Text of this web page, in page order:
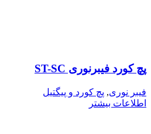
پچ کورد فیبرنوری ST-SC
فیبر نوری, پچ کورد و پیگتیل
اطلاعات بیشتر